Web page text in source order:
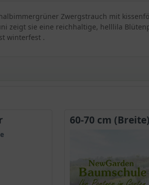
die Einzel- als
perfekt geeignet.
Bepflanzung von
Zwergstrauch mit
zeigt sie eine reichhaltige, helllila
winterfest .
verleiht ihr ein attraktives Aussehen
Verzweigungen, die eine üppige und
60-70 cm